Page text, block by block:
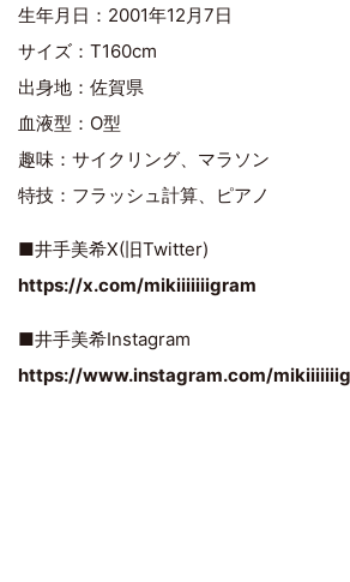
生年月日：2001年12月7日
サイズ：T160cm
出身地：佐賀県
血液型：O型
趣味：サイクリング、マラソン
特技：フラッシュ計算、ピアノ
■井手美希X(旧Twitter)
https://x.com/mikiiiiiiigram
■井手美希Instagram
https://www.instagram.com/